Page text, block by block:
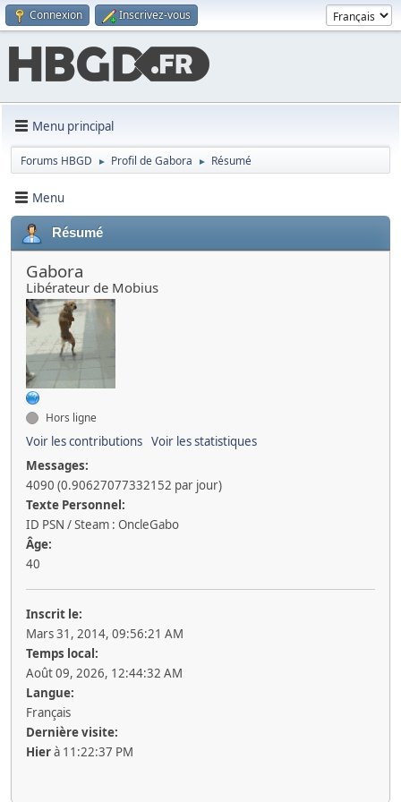
Connexion Inscrivez-vous
Menu principal
Forums HBGD ► Profil de Gabora ► Résumé
Menu
Résumé
Gabora
Libérateur de Mobius
Hors ligne
Voir les contributions Voir les statistiques
Messages:
4090 (0.90627077332152 par jour)
Texte Personnel:
ID PSN / Steam : OncleGabo
Âge:
40
Inscrit le:
Mars 31, 2014, 09:56:21 AM
Temps local:
Août 09, 2026, 12:44:32 AM
Langue:
Français
Dernière visite:
Hierà 11:22:37 PM